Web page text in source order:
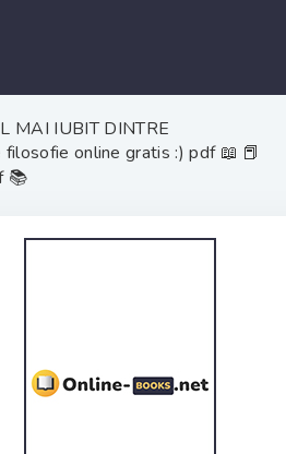
MAI IUBIT DINTRE
online gratis :) pdf 📖 📕
📚